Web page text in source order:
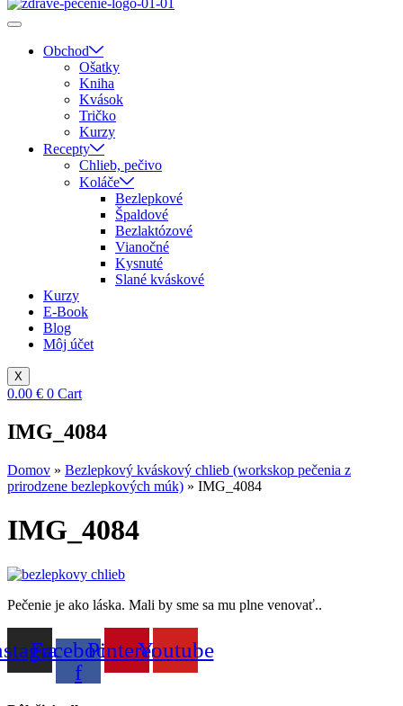
Obchod
Ošatky
Kniha
Kvások
Tričko
Kurzy
Recepty
Chlieb, pečivo
Koláče
Bezlepkové
Špaldové
Bezlaktózové
Vianočné
Kysnuté
Slané kváskové
Kurzy
E-Book
Blog
Môj účet
X
0.00 € 0 Cart
IMG_4084
Domov » Bezlepkový kváskový chlieb (workskop pečenia z
prirodzene bezlepkových múk) » IMG_4084
IMG_4084
Pečenie je ako láska. Mali by sme sa mu plne venovať..
Facebook-
f
PinterestYoutube